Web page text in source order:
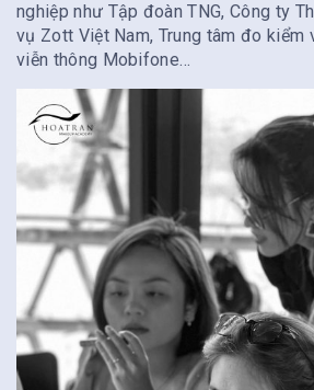
nghiệp như Tập đoàn TNG, Công ty
vụ Zott Việt Nam, Trung tâm đo kiểm
viễn thông Mobifone…